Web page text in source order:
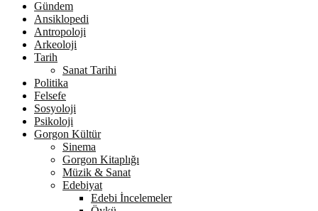
Gündem
Ansiklopedi
Antropoloji
Arkeoloji
Tarih
Sanat Tarihi
Politika
Felsefe
Sosyoloji
Psikoloji
Gorgon Kültür
Sinema
Gorgon Kitaplığı
Müzik & Sanat
Edebiyat
Edebi İncelemeler